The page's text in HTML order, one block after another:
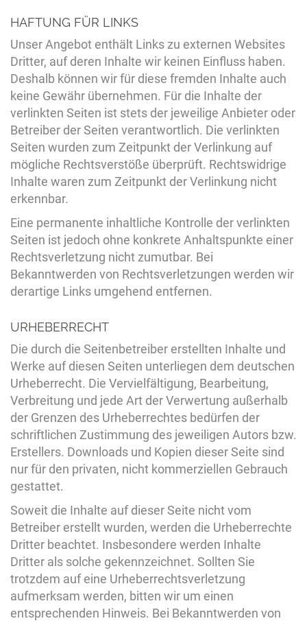
HAFTUNG FÜR LINKS
Unser Angebot enthält Links zu externen Websites
Dritter, auf deren Inhalte wir keinen Einfluss haben.
Deshalb können wir für diese fremden Inhalte auch
keine Gewähr übernehmen. Für die Inhalte der
verlinkten Seiten ist stets der jeweilige Anbieter oder
Betreiber der Seiten verantwortlich. Die verlinkten
Seiten wurden zum Zeitpunkt der Verlinkung auf
mögliche Rechtsverstöße überprüft. Rechtswidrige
Inhalte waren zum Zeitpunkt der Verlinkung nicht
erkennbar.
Eine permanente inhaltliche Kontrolle der verlinkten
Seiten ist jedoch ohne konkrete Anhaltspunkte einer
Rechtsverletzung nicht zumutbar. Bei
Bekanntwerden von Rechtsverletzungen werden wir
derartige Links umgehend entfernen.
URHEBERRECHT
Die durch die Seitenbetreiber erstellten Inhalte und
Werke auf diesen Seiten unterliegen dem deutschen
Urheberrecht. Die Vervielfältigung, Bearbeitung,
Verbreitung und jede Art der Verwertung außerhalb
der Grenzen des Urheberrechtes bedürfen der
schriftlichen Zustimmung des jeweiligen Autors bzw.
Erstellers. Downloads und Kopien dieser Seite sind
nur für den privaten, nicht kommerziellen Gebrauch
gestattet.
Soweit die Inhalte auf dieser Seite nicht vom
Betreiber erstellt wurden, werden die Urheberrechte
Dritter beachtet. Insbesondere werden Inhalte
Dritter als solche gekennzeichnet. Sollten Sie
trotzdem auf eine Urheberrechtsverletzung
aufmerksam werden, bitten wir um einen
entsprechenden Hinweis. Bei Bekanntwerden von